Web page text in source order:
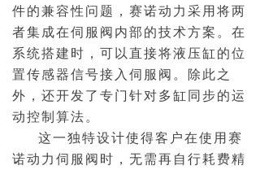
件的兼容性问题，赛诺动力采用将两
者集成在伺服阀内部的技术方案。在
系统搭建时，可以直接将液压缸的位
置传感器信号接入伺服阀。除此之
外，还开发了专门针对多缸同步的运
动控制算法。
这一独特设计使得客户在使用赛
诺动力伺服阀时，无需再自行耗费精